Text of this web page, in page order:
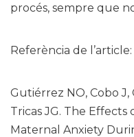
procés, sempre que
Referència de l’article:
Gutiérrez NO, Cobo J,
Tricas JG. The
Maternal Anxiety